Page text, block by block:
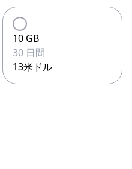
10 GB
30 日間
13米ドル